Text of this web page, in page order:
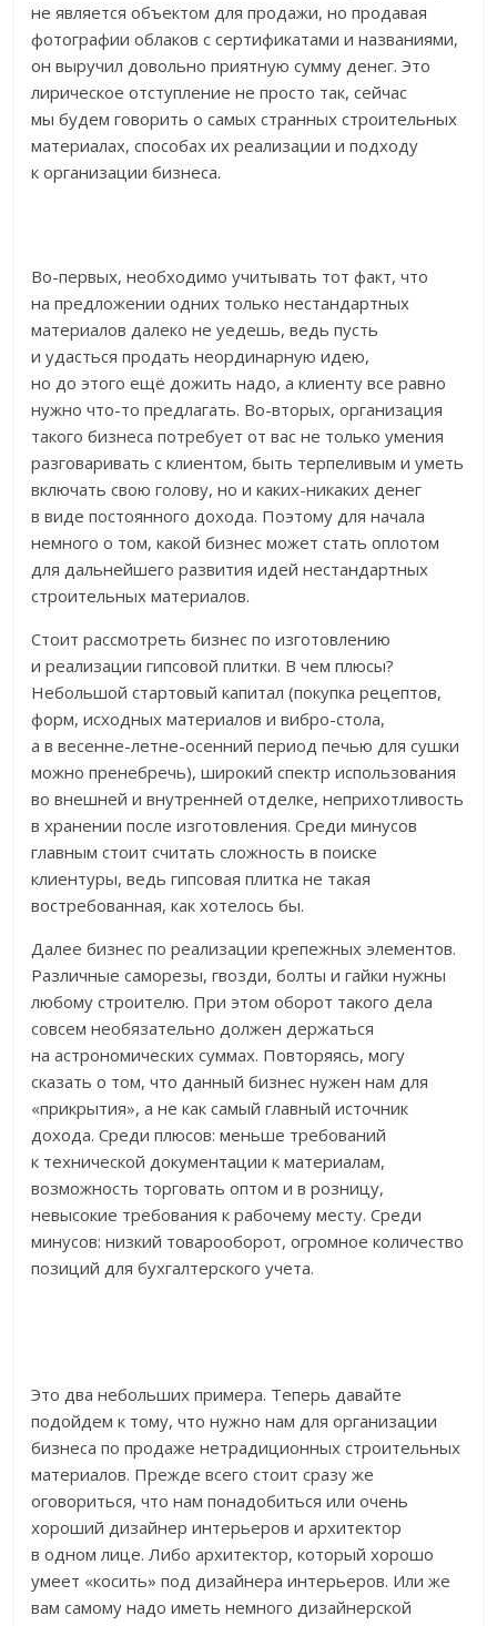
не является объектом для продажи, но продавая
фотографии облаков с сертификатами и названиями,
он выручил довольно приятную сумму денег. Это
лирическое отступление не просто так, сейчас
мы будем говорить о самых странных строительных
материалах, способах их реализации и подходу
к организации бизнеса.
Во-первых, необходимо учитывать тот факт, что
на предложении одних только нестандартных
материалов далеко не уедешь, ведь пусть
и удасться продать неординарную идею,
но до этого ещё дожить надо, а клиенту все равно
нужно что-то предлагать. Во-вторых, организация
такого бизнеса потребует от вас не только умения
разговаривать с клиентом, быть терпеливым и уметь
включать свою голову, но и каких-никаких денег
в виде постоянного дохода. Поэтому для начала
немного о том, какой бизнес может стать оплотом
для дальнейшего развития идей нестандартных
строительных материалов.
Стоит рассмотреть бизнес по изготовлению
и реализации гипсовой плитки. В чем плюсы?
Небольшой стартовый капитал (покупка рецептов,
форм, исходных материалов и вибро-стола,
а в весенне-летне-осенний период печью для сушки
можно пренебречь), широкий спектр использования
во внешней и внутренней отделке, неприхотливость
в хранении после изготовления. Среди минусов
главным стоит считать сложность в поиске
клиентуры, ведь гипсовая плитка не такая
востребованная, как хотелось бы.
Далее бизнес по реализации крепежных элементов.
Различные саморезы, гвозди, болты и гайки нужны
любому строителю. При этом оборот такого дела
совсем необязательно должен держаться
на астрономических суммах. Повторяясь, могу
сказать о том, что данный бизнес нужен нам для
«прикрытия», а не как самый главный источник
дохода. Среди плюсов: меньше требований
к технической документации к материалам,
возможность торговать оптом и в розницу,
невысокие требования к рабочему месту. Среди
минусов: низкий товарооборот, огромное количество
позиций для бухгалтерского учета.
Это два небольших примера. Теперь давайте
подойдем к тому, что нужно нам для организации
бизнеса по продаже нетрадиционных строительных
материалов. Прежде всего стоит сразу же
оговориться, что нам понадобиться или очень
хороший дизайнер интерьеров и архитектор
в одном лице. Либо архитектор, который хорошо
умеет «косить» под дизайнера интерьеров. Или же
вам самому надо иметь немного дизайнерской